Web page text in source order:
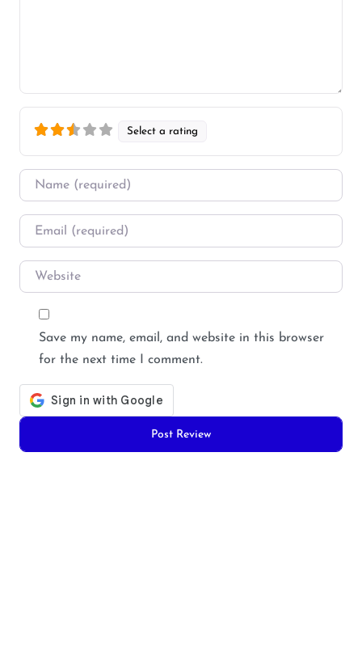
Select a rating
Name
Email
Website
Save my name, email, and website in this browser
for the next time I comment.